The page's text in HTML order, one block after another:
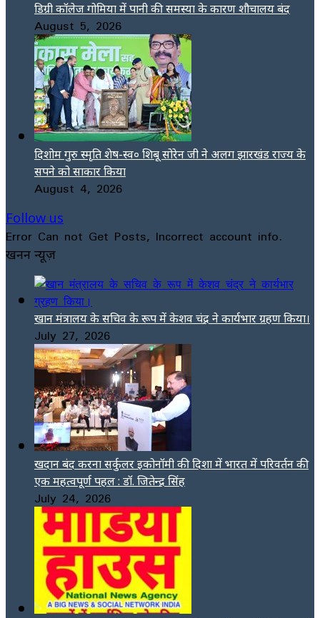
डिग्री कॉलेज गोमिया में पानी की समस्या के कारण शौचालय बंद
August 5, 2026
दिशोम गुरु स्मृति शेष-स्व० शिबू सोरेन जी ने अलग झारखंड राज्य के
सपने को साकार किया
August 4, 2026
Follow us
Error Can not Get Posts, Incorrect account info.
खनन न्यूज़
खान मंत्रालय के सचिव के रूप में केशव चंद्र ने कार्यभार ग्रहण किया।
July 27, 2026
खदान बंद करना सर्कुलर इकोनॉमी की दिशा में भारत में परिवर्तन की
एक महत्वपूर्ण पहल : डॉ. जितेन्द्र सिंह
July 24, 2026